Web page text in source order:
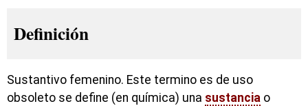
Definición
Sustantivo femenino. Este termino es de uso
obsoleto se define (en química) una sustancia o